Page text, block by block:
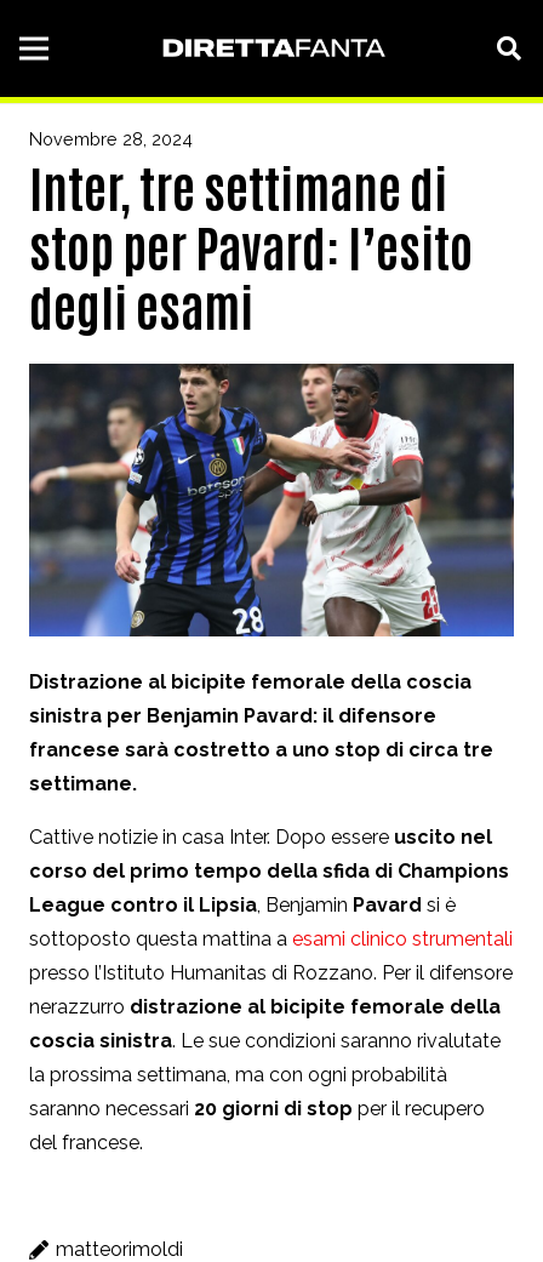
Novembre 28, 2024
Inter, tre settimane di
stop per Pavard: l’esito
degli esami
Distrazione al bicipite femorale della coscia
sinistra per Benjamin Pavard: il difensore
francese sarà costretto a uno stop di circa tre
settimane.
Cattive notizie in casa Inter. Dopo essere uscito nel
corso del primo tempo della sfida di Champions
League contro il Lipsia, Benjamin Pavard si è
sottoposto questa mattina a esami clinico strumentali
presso l’Istituto Humanitas di Rozzano. Per il difensore
nerazzurro distrazione al bicipite femorale della
coscia sinistra. Le sue condizioni saranno rivalutate
la prossima settimana, ma con ogni probabilità
saranno necessari 20 giorni di stop per il recupero
del francese.
matteorimoldi